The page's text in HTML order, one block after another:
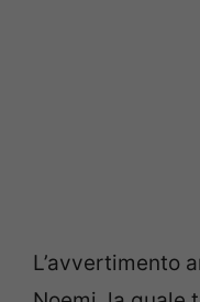
L’avvertimento